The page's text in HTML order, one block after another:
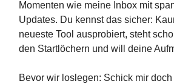
Momenten wie meine Inbox mit
Updates. Du kennst das sicher:
neueste Tool ausprobiert, steht
den Startlöchern und will deine
Bevor wir loslegen: Schick mir